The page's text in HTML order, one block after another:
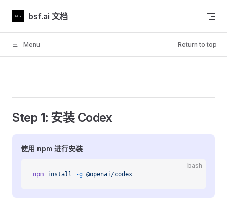
Skip to content
bsf.ai 文档
Menu Return to top
Step 1: 安装 Codex
使用 npm 进行安装
bash
npm install -g @openai/codex